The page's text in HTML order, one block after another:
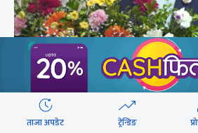
‘संसद्‍मा कालो चस्मा खोल्नू, बैठक
नगर्नू’
ताजा अपडेट ट्रेन्डिङ